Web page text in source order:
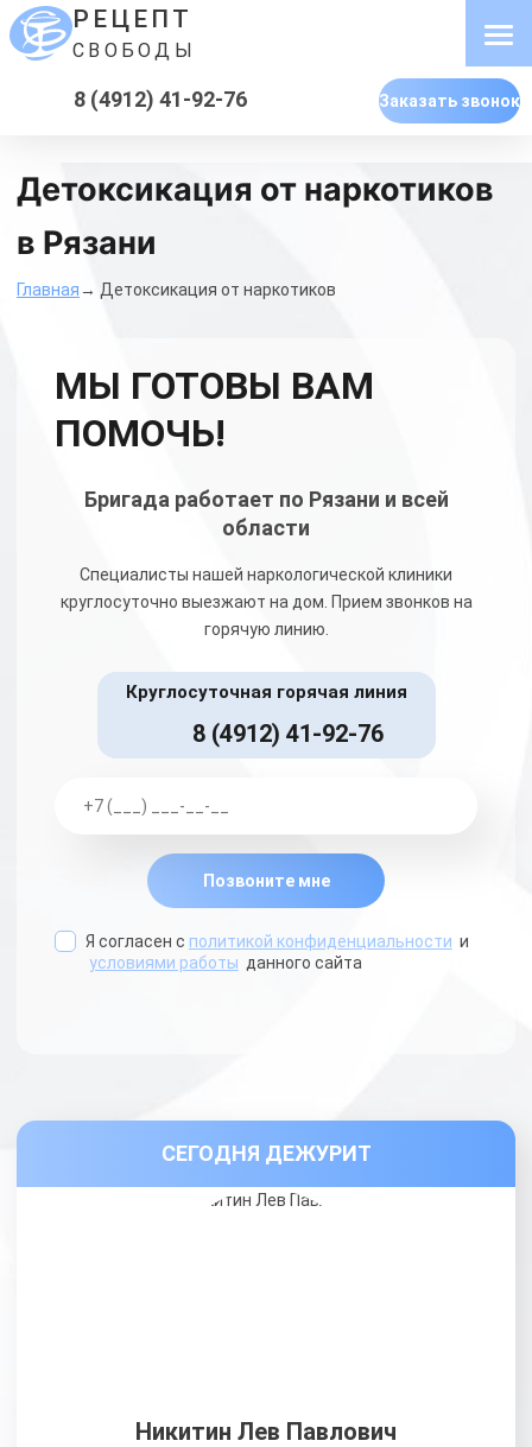
РЕЦЕПТ
СВОБОДЫ
8 (4912) 41-92-76 Заказать звонок
Детоксикация от наркотиков
в Рязани
Главная→ Детоксикация от наркотиков
МЫ ГОТОВЫ ВАМ
ПОМОЧЬ!
Бригада работает по Рязани и всей
области
Специалисты нашей наркологической клиники
круглосуточно выезжают на дом. Прием звонков на
горячую линию.
Круглосуточная горячая линия
8 (4912) 41-92-76
Позвоните мне
Я согласен с политикой конфиденциальности и
условиями работы данного сайта
СЕГОДНЯ ДЕЖУРИТ
Никитин Лев Павлович